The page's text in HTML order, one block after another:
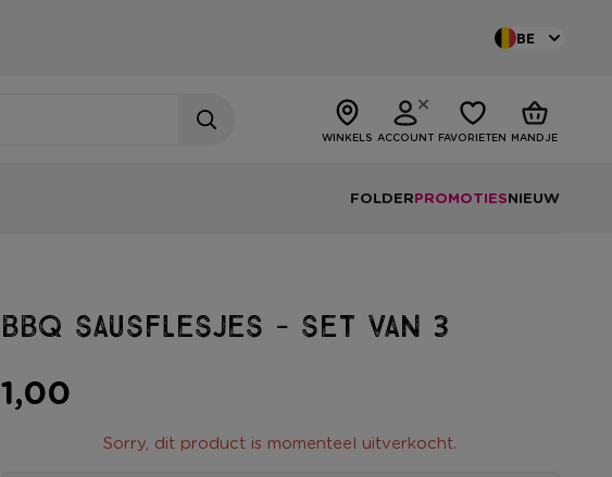
BE
WINKELS ACCOUNT FAVORIETEN MANDJE
FOLDERPROMOTIESNIEUW
BBQ sausflesjes - set van 3
1,00
Sorry, dit product is momenteel uitverkocht.